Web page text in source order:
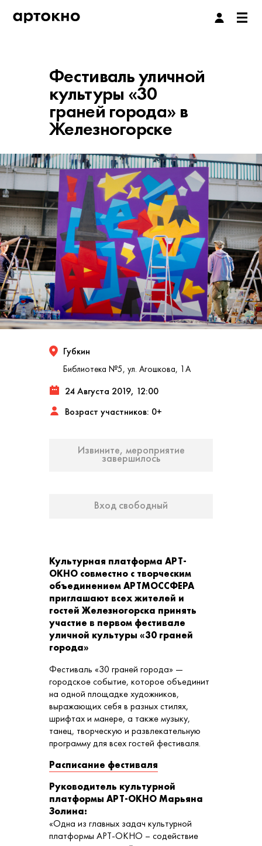
Фестиваль уличной
культуры «30
граней города» в
Железногорске
Губкин
Библиотека №5, ул. Агошкова, 1А
24 Августа 2019, 12:00
Возраст участников: 0+
Извините, мероприятие
завершилось
Вход свободный
Культурная платформа АРТ-
ОКНО совместно с творческим
объединением АРТМОССФЕРА
приглашают всех жителей и
гостей Железногорска принять
участие в первом фестивале
уличной культуры «30 граней
города»
Фестиваль «30 граней города» —
городское событие, которое объединит
на одной площадке художников,
выражающих себя в разных стилях,
шрифтах и манере, а также музыку,
танец, творческую и развлекательную
программу для всех гостей фестиваля.
Расписание фестиваля
Руководитель культурной
платформы АРТ-ОКНО Марьяна
Золина:
«Одна из главных задач культурной
платформы АРТ-ОКНО – содействие